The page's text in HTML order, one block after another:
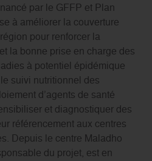
par le GFFP et Plan
à améliorer la couverture
pour renforcer la
la bonne prise en charge des
à potentiel épidémique
suivi nutritionnel des
d’agents de santé
et diagnostiquer des
référencement aux centres
Depuis le centre Maladho
du projet, est en